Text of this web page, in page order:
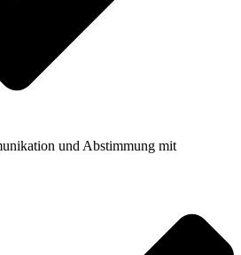
und Abstimmung mit